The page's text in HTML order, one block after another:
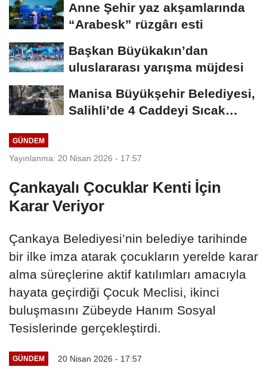
Anne Şehir yaz akşamlarında
“Arabesk” rüzgârı esti
Başkan Büyükakın’dan
uluslararası yarışma müjdesi
Manisa Büyükşehir Belediyesi,
Salihli’de 4 Caddeyi Sıcak
GÜNDEM
Yayınlanma: 20 Nisan 2026 - 17:57
Çankayalı Çocuklar Kenti İçin
Karar Veriyor
Çankaya Belediyesi’nin belediye tarihinde
bir ilke imza atarak çocukların yerelde karar
alma süreçlerine aktif katılımları amacıyla
hayata geçirdiği Çocuk Meclisi, ikinci
buluşmasını Zübeyde Hanım Sosyal
Tesislerinde gerçekleştirdi.
GÜNDEM 20 Nisan 2026 - 17:57